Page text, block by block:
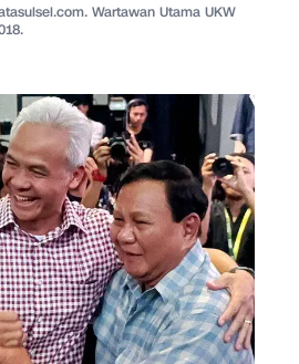
Wartawan Utama UKW